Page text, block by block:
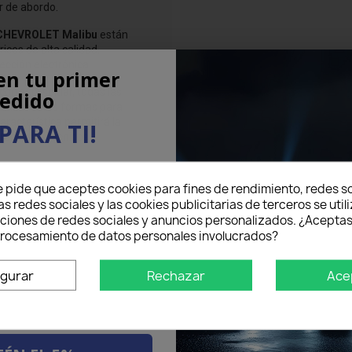
abordo.
Malibu están
de alta calidad,
electrónica.
ni soldar, todas las
diferentes formas para
permitirá la
a técnicos
NARANJA 3000K están
Malibu.
puede brindar
incluso durante la
su CHEVROLET Malibu
pide que aceptes cookies para fines de rendimiento, redes
redes sociales y las cookies publicitarias de terceros se
de redes sociales y anuncios personalizados.
de datos personales involucrados?
Rechazar
tu primer
TI!
electrónico aquí abajo
DE DESCUENTOen tu
pedido.